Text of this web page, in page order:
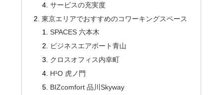
サービスの充実度
東京エリアでおすすめのコワーキングスペース
SPACES 六本木
ビジネスエアポート青山
クロスオフィス内幸町
H¹O 虎ノ門
BIZcomfort 品川Skyway